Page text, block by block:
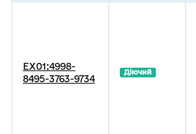
EX01:4998-
8495-3763-9734
Діючий